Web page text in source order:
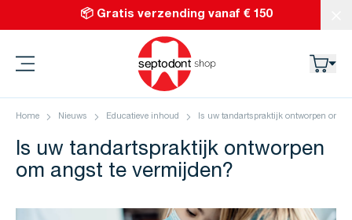
Ga naar de inhoud📦 Gratis verzending vanaf € 150
Septodont
Home Nieuws Educatieve inhoud Is uw tandartspraktijk ontworpen om
Is uw tandartspraktijk ontworpen
om angst te vermijden?